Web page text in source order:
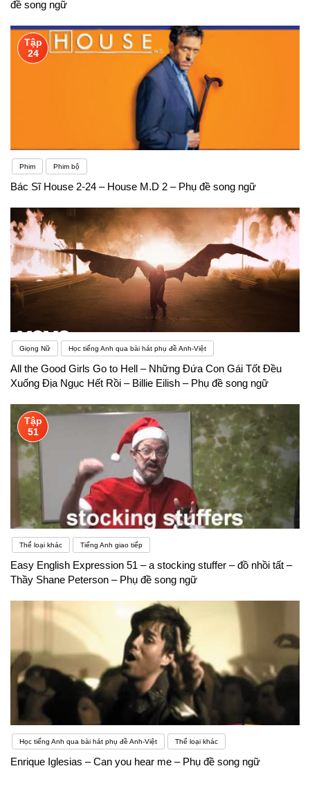
đề song ngữ
Tập
24
Phim Phim bộ
Bác Sĩ House 2-24 – House M.D 2 – Phụ đề song ngữ
Giọng Nữ Học tiếng Anh qua bài hát phụ đề Anh-Việt
All the Good Girls Go to Hell – Những Đứa Con Gái Tốt Đều
Xuống Địa Ngục Hết Rồi – Billie Eilish – Phụ đề song ngữ
Tập
51
Thể loại khác Tiếng Anh giao tiếp
Easy English Expression 51 – a stocking stuffer – đồ nhồi tất –
Thầy Shane Peterson – Phụ đề song ngữ
Học tiếng Anh qua bài hát phụ đề Anh-Việt Thể loại khác
Enrique Iglesias – Can you hear me – Phụ đề song ngữ